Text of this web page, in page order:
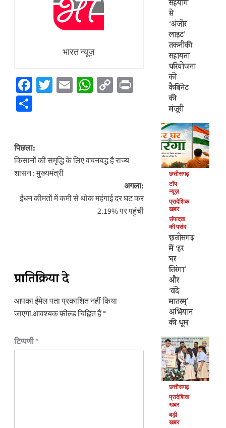
भारत न्यूज़
Facebook
Twitter
EmailWhatsApp
CopyPrint
Share
पोस्ट
नेविगेशन
पिछला:
किसानों की समृद्धि के लिए वचनबद्ध है राज्य
शासन : मुख्यमंत्री
अगला:
ईंधन कीमतों में कमी से थोक महंगाई दर घट कर
2.19% पर पहुंची
प्रातिक्रिया दे
आपका ईमेल पता प्रकाशित नहीं किया
जाएगा.आवश्यक फ़ील्ड चिह्नित हैं*
टिप्पणी*
सहयोग
से
‘अंजोर
लाइट’
तकनीकी
सहायता
परियोजना
को
कैबिनेट
की
मंजूरी
छत्तीसगढ़
टॉप
न्यूज़
प्रादेशिक
खबर
संपादक
की पसंद
छत्तीसगढ़
में ‘हर
घर
तिरंगा’
और
‘वंदे
मातरम्’
अभियान
की धूम
छत्तीसगढ़
प्रादेशिक
खबर
बड़ी
खबर